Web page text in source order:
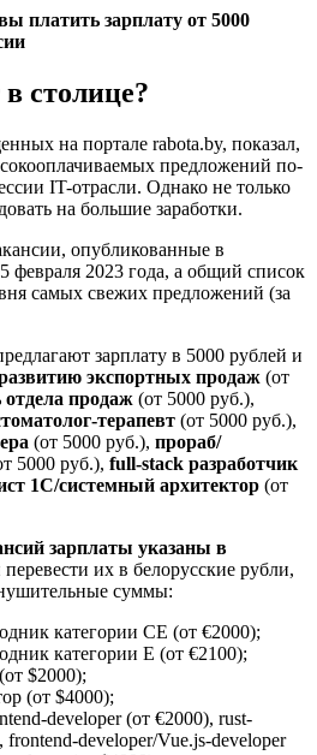
столице?
на портале rabota.by, показал,
предложений по-
IT-отрасли. Однако не только
на большие заработки.
опубликованные в
февраля 2023 года, а общий список
самых свежих предложений (за
зарплату в 5000 рублей и
экспортных продаж (от
отдела продаж (от 5000 руб.),
терапевт (от 5000 руб.),
(от 5000 руб.), прораб/
5000 руб.), full-stack разработчик
1С/системный архитектор (от
зарплаты указаны в
их в белорусские рубли,
суммы:
категории CE (от €2000);
категории Е (от €2100);
$2000);
(от $4000);
developer (от €2000), rust-
frontend-developer/Vue.js-developer